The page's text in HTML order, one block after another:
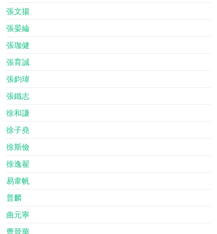
張文揚
張晏綸
張珈健
張育誠
張鈞瑋
張鐵志
徐和謙
徐子堯
徐斯儉
徐逸翟
易韋帆
普麟
曲元寧
曹晉華